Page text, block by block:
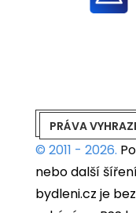
PRÁVA
© 2011 - 2026.
nebo další
bydleni.cz je